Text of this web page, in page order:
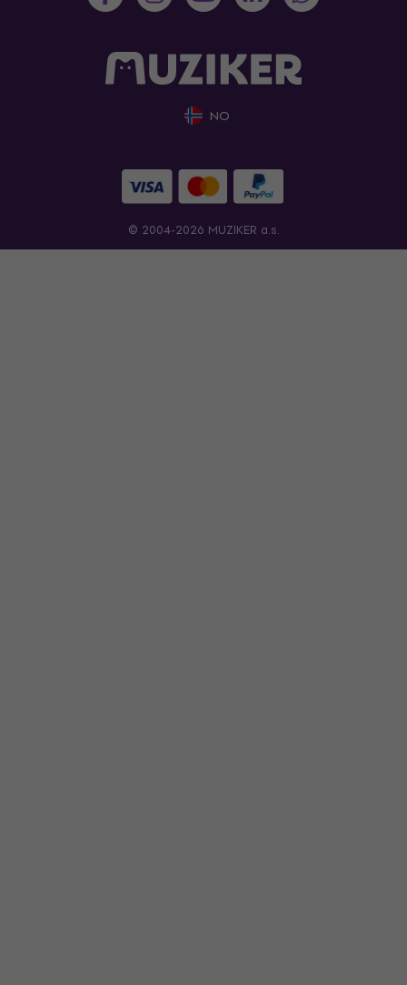
NO
© 2004-2026 MUZIKER a.s.